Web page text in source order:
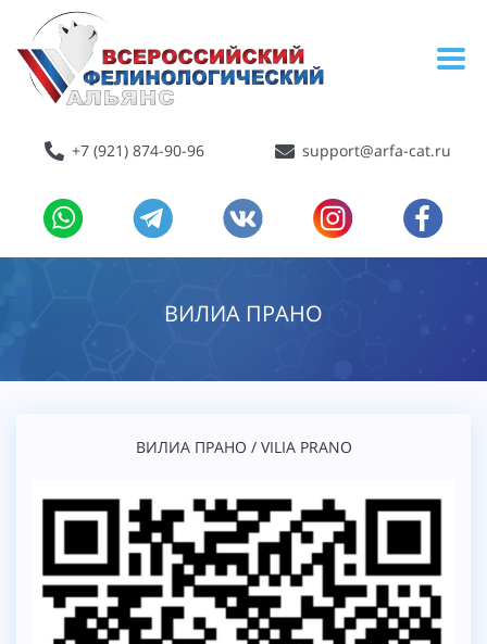
+7 (921) 874-90-96 support@arfa-cat.ru
ВИЛИА ПРАНО
ВИЛИА ПРАНО / VILIA PRANO